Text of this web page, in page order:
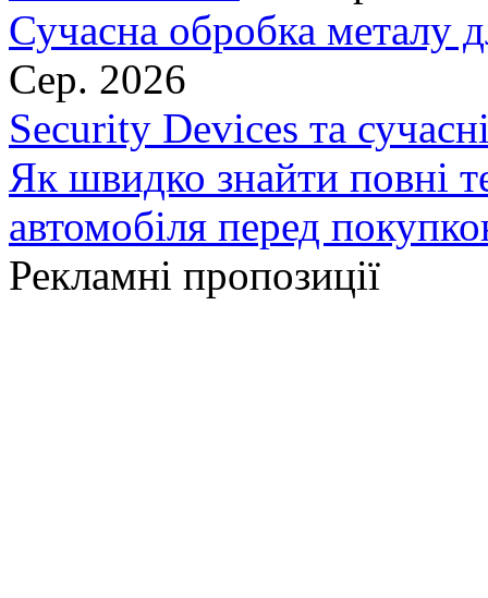
Сучасна обробка металу
Сер. 2026
Security Devices та
Як швидко знайти повні
автомобіля перед
Рекламні пропозиції